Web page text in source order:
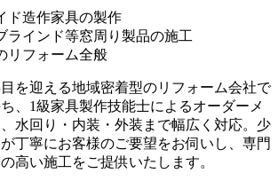
ド造作家具の製作
ラインド等窓周り製品の施工
リフォーム全般
を迎える地域密着型のリフォーム会社で
、1級家具製作技能士によるオーダーメ
水回り・内装・外装まで幅広く対応。少
丁寧にお客様のご要望をお伺いし、専門
高い施工をご提供いたします。